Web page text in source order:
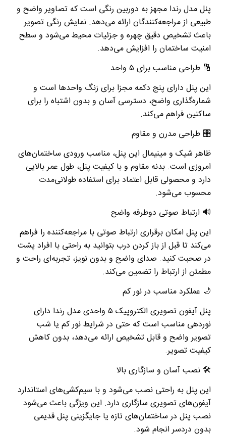
پنل مدل رندا مجهز به دوربین رنگی است که تصاویر واضح و
طبیعی از مراجعه‌کنندگان ارائه می‌دهد. نمایش رنگی تصویر
باعث تشخیص دقیق چهره و جزئیات محیط می‌شود و سطح
امنیت ساختمان را افزایش می‌دهد.
🔢 طراحی مناسب برای ۵ واحد
این پنل دارای پنج دکمه مجزا برای زنگ واحدها است و
شماره‌گذاری واضح، دسترسی آسان و بدون اشتباه را برای
ساکنین فراهم می‌کند.
🎛 طراحی مدرن و مقاوم
ظاهر شیک و مینیمال این پنل، مناسب ورودی ساختمان‌های
امروزی است. بدنه مقاوم و با کیفیت پنل، طول عمر بالایی
دارد و محصولی قابل اعتماد برای استفاده طولانی‌مدت
محسوب می‌شود.
🔊 ارتباط صوتی دوطرفه واضح
این پنل امکان برقراری ارتباط صوتی با مراجعه‌کننده را فراهم
می‌کند تا قبل از باز کردن درب بتوانید به راحتی با افراد پشت
در صحبت کنید. صدای واضح و بدون نویز، تجربه‌ای راحت و
مطمئن از ارتباط را تضمین می‌کند.
🌙 عملکرد مناسب در نور کم
پنل آیفون تصویری الکتروپیک ۵ واحدی مدل رندا دارای
نوردهی مناسب است که حتی در شرایط نور کم یا شب
تصویر واضح و قابل تشخیص ارائه می‌دهد، بدون کاهش
کیفیت تصویر.
🛠نصب آسان و سازگاری بالا
این پنل به راحتی نصب می‌شود و با سیم‌کشی‌های استاندارد
آیفون‌های تصویری سازگاری دارد. این ویژگی باعث می‌شود
نصب پنل در ساختمان‌های تازه یا جایگزینی پنل قدیمی
بدون دردسر انجام شود.